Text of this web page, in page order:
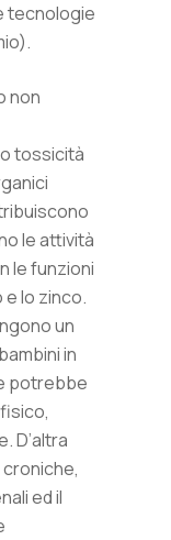
tecnologie
non
tossicità
le attività
le funzioni
e lo zinco.
un
in
potrebbe
D’altra
ed il